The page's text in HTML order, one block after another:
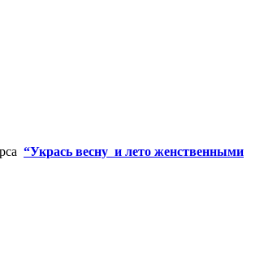
“Укрась весну и лето женственными